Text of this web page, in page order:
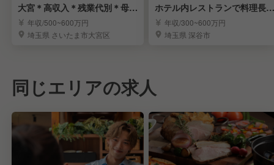
大宮＊高収入＊残業代別＊母体
安定＊労働環境良し
年収/500~600万円
埼玉県 さいたま市大宮区
ホテル内レストランで料理長候
補を募集！月9日休
年収/300~600万円
埼玉県 深谷市
同じエリアの求人